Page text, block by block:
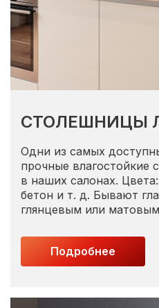
СТОЛЕШНИЦЫ
Одни из самых
прочные влагостойкие
в наших салонах.
бетон и т. д. Бывают
глянцевым или
Подробнее